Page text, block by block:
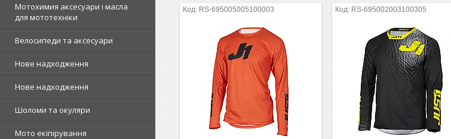
Мотохимия аксесуари і масла
для мототехніки
Велосипеди та аксесуари
Нове надходження
Нове надходження
Шоломи та окуляри
Мото екіпірування
RS-695005005100003 RS-695002003100305